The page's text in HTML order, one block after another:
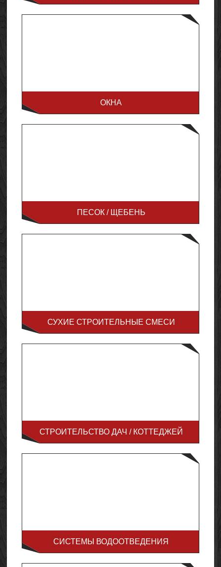
ОКНА
ПЕСОК / ЩЕБЕНЬ
СУХИЕ СТРОИТЕЛЬНЫЕ СМЕСИ
СТРОИТЕЛЬСТВО ДАЧ / КОТТЕДЖЕЙ
СИСТЕМЫ ВОДООТВЕДЕНИЯ